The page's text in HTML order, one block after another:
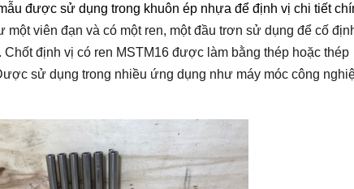
được sử dụng trong khuôn ép nhựa để định vị chi tiết
một viên đạn và có một ren, một đầu trơn sử dụng để cố
định vị có ren MSTM16 được làm bằng thép hoặc thép
sử dụng trong nhiều ứng dụng như máy móc công